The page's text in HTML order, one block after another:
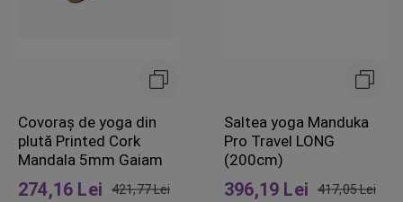
Covoraș de yoga din
plută Printed Cork
Mandala 5mm Gaiam
274,16 Lei 421,77 Lei
Saltea yoga Manduka
Pro Travel LONG
(200cm)
396,19 Lei 417,05 Lei